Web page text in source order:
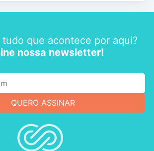
tudo que acontece por aqui?
nossa newsletter!